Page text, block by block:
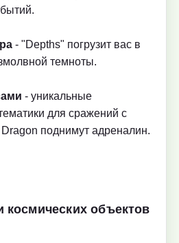
- "Depths" погрузит вас в
темноты.
- уникальные
для сражений с
поднимут адреналин.
космических объектов